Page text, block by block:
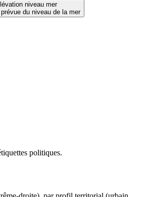
niveau mer
du niveau de la mer
politiques.